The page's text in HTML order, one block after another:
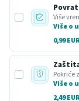
Više o
0,99
Više o
2,49